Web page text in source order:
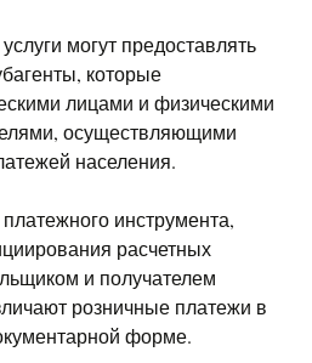
могут предоставлять
которые
лицами и физическими
осуществляющими
населения.
инструмента,
расчетных
и получателем
розничные платежи в
форме.